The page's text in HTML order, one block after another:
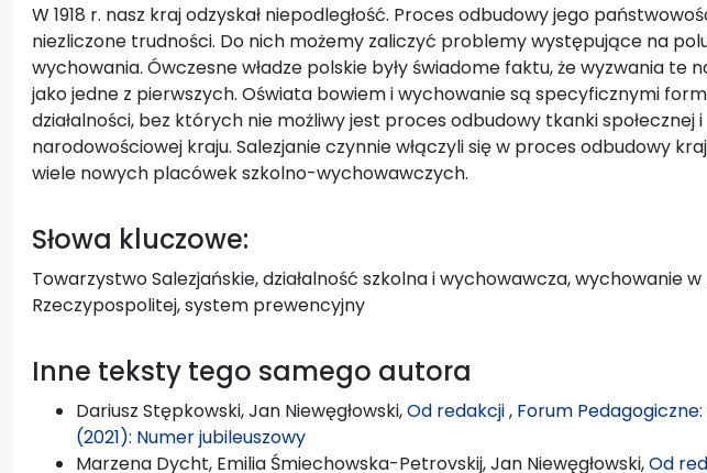
W 1918 r. nasz kraj odzyskał niepodległość. Proces odbudowy jego
niezliczone trudności. Do nich możemy zaliczyć problemy występujące na
wychowania. Ówczesne władze polskie były świadome faktu, że wyzwania te
jako jedne z pierwszych. Oświata bowiem i wychowanie są specyficznymi
działalności, bez których nie możliwy jest proces odbudowy tkanki społecznej i
narodowościowej kraju. Salezjanie czynnie włączyli się w proces odbudowy
wiele nowych placówek szkolno-wychowawczych.
Słowa kluczowe:
Towarzystwo Salezjańskie, działalność szkolna i wychowawcza, wychowanie w
Rzeczypospolitej, system prewencyjny
Inne teksty tego samego autora
Dariusz Stępkowski, Jan Niewęgłowski,Od redakcji, Forum Pedagogiczne:
(2021): Numer jubileuszowy
Marzena Dycht, Emilia Śmiechowska-Petrovskij, Jan Niewęgłowski,Od